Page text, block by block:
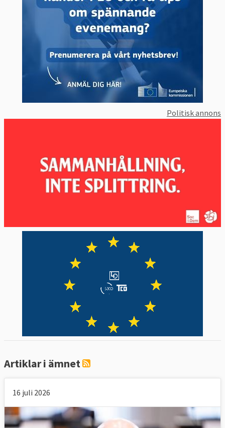
Löpande vite på 4 000 euro för varje dag
som dröjer innan Sverige genomfört EU-
domen från 29 mars 2012 om
reningsanläggningar
30 maj 2013Ogilltförklarad.
datalagringsdirektivet i tidSverige
förlorade fick böta: tre miljoner euro. Men
året därpå ogilltförklarade samma domstol
hela datalagringsdirektivet och Sverige fick
25 april 2013Sverige vann Tolkning av
momsdirektivet
29 mars 2012 Sverige förloradeBrustit i
Sverige förlorade
luftföroreningar i svenska tätorter
Sverige förlorade
ensidigt tagit in ämne i förteckning över
långlivade organiska föroreningar
Sverige förlorade
datalagringsdirektivet vilket Sverige
med både civil och militär användning
29 oktober 2009Sverige förlorade
Politisk annons
Artiklar i ämnet
16 juli 2026